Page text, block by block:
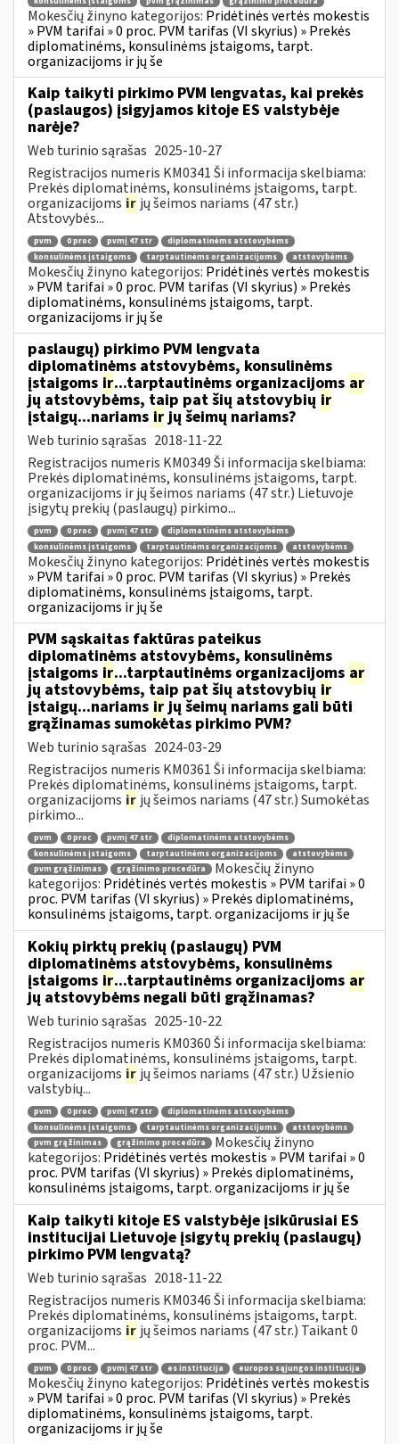
Mokesčių žinyno kategorijos: Pridėtinės vertės mokestis
» PVM tarifai » 0 proc. PVM tarifas (VI skyrius) » Prekės
diplomatinėms, konsulinėms įstaigoms, tarpt.
organizacijoms ir jų še
Kaip taikyti pirkimo PVM lengvatas, kai prekės
(paslaugos) įsigyjamos kitoje ES valstybėje
narėje?
Web turinio sąrašas 2025-10-27
Registracijos numeris KM0341 Ši informacija skelbiama:
Prekės diplomatinėms, konsulinėms įstaigoms, tarpt.
organizacijoms ir jų šeimos nariams (47 str.)
Atstovybės...
pvm 0 proc pvmį 47 str
diplomatinėms atstovybėms
konsulinėms įstaigoms
tarptautinėms organizacijoms atstovybėms
Mokesčių žinyno kategorijos: Pridėtinės vertės mokestis
» PVM tarifai » 0 proc. PVM tarifas (VI skyrius) » Prekės
diplomatinėms, konsulinėms įstaigoms, tarpt.
organizacijoms ir jų še
paslaugų) pirkimo PVM lengvata
diplomatinėms atstovybėms, konsulinėms
įstaigoms ir...tarptautinėms organizacijoms ar
jų atstovybėms, taip pat šių atstovybių ir
įstaigų...nariams irjų šeimų nariams?
Web turinio sąrašas 2018-11-22
Registracijos numeris KM0349 Ši informacija skelbiama:
Prekės diplomatinėms, konsulinėms įstaigoms, tarpt.
organizacijoms ir jų šeimos nariams (47 str.) Lietuvoje
įsigytų prekių (paslaugų) pirkimo...
pvm 0 proc pvmį 47 str
diplomatinėms atstovybėms
konsulinėms įstaigoms
tarptautinėms organizacijoms atstovybėms
Mokesčių žinyno kategorijos: Pridėtinės vertės mokestis
» PVM tarifai » 0 proc. PVM tarifas (VI skyrius) » Prekės
diplomatinėms, konsulinėms įstaigoms, tarpt.
organizacijoms ir jų še
PVM sąskaitas faktūras pateikus
diplomatinėms atstovybėms, konsulinėms
įstaigoms ir...tarptautinėms organizacijoms ar
jų atstovybėms, taip pat šių atstovybių ir
įstaigų...nariams irjų šeimų nariams gali būti
grąžinamas sumokėtas pirkimo PVM?
Web turinio sąrašas 2024-03-29
Registracijos numeris KM0361 Ši informacija skelbiama:
Prekės diplomatinėms, konsulinėms įstaigoms, tarpt.
organizacijoms ir jų šeimos nariams (47 str.) Sumokėtas
pirkimo...
pvm 0 proc pvmį 47 str
diplomatinėms atstovybėms
konsulinėms įstaigoms
tarptautinėms organizacijoms
atstovybėms
pvm grąžinimas
grąžinimo procedūra
Mokesčių žinyno
kategorijos: Pridėtinės vertės mokestis » PVM tarifai » 0
proc. PVM tarifas (VI skyrius) » Prekės diplomatinėms,
konsulinėms įstaigoms, tarpt. organizacijoms ir jų še
Kokių pirktų prekių (paslaugų) PVM
diplomatinėms atstovybėms, konsulinėms
įstaigoms ir...tarptautinėms organizacijoms ar
jų atstovybėms negali būti grąžinamas?
Web turinio sąrašas 2025-10-22
Registracijos numeris KM0360 Ši informacija skelbiama:
Prekės diplomatinėms, konsulinėms įstaigoms, tarpt.
organizacijoms ir jų šeimos nariams (47 str.) Užsienio
valstybių...
pvm 0 proc pvmį 47 str
diplomatinėms atstovybėms
konsulinėms įstaigoms
tarptautinėms organizacijoms
atstovybėms
pvm grąžinimas
grąžinimo procedūra
Mokesčių žinyno
kategorijos: Pridėtinės vertės mokestis » PVM tarifai » 0
proc. PVM tarifas (VI skyrius) » Prekės diplomatinėms,
konsulinėms įstaigoms, tarpt. organizacijoms ir jų še
Kaip taikyti kitoje ES valstybėje įsikūrusiai ES
institucijai Lietuvoje įsigytų prekių (paslaugų)
pirkimo PVM lengvatą?
Web turinio sąrašas 2018-11-22
Registracijos numeris KM0346 Ši informacija skelbiama:
Prekės diplomatinėms, konsulinėms įstaigoms, tarpt.
organizacijoms ir jų šeimos nariams (47 str.) Taikant 0
proc. PVM...
pvm 0 proc pvmį 47 str es institucija europos sąjungos institucija
Mokesčių žinyno kategorijos: Pridėtinės vertės mokestis
» PVM tarifai » 0 proc. PVM tarifas (VI skyrius) » Prekės
diplomatinėms, konsulinėms įstaigoms, tarpt.
organizacijoms ir jų še